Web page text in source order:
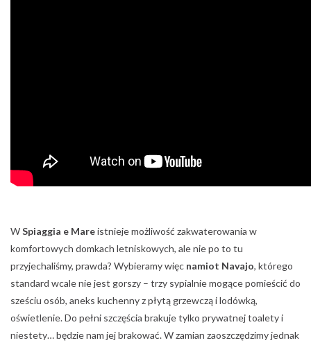
WSpiaggia e Mareistnieje możliwość zakwaterowania w
komfortowych domkach letniskowych, ale nie po to tu
przyjechaliśmy, prawda? Wybieramy więc namiot Navajo, którego
standard wcale nie jest gorszy – trzy sypialnie mogące pomieścić do
sześciu osób, aneks kuchenny z płytą grzewczą i lodówką,
oświetlenie. Do pełni szczęścia brakuje tylko prywatnej toalety i
niestety… będzie nam jej brakować. W zamian zaoszczędzimy jednak